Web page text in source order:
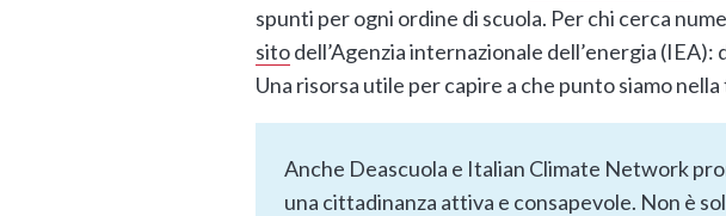
spunti per ogni ordine di scuola. Per chi cerca
sitodell’Agenzia internazionale dell’energia
Una risorsa utile per capire a che punto siamo
Anche Deascuola e Italian Climate Network
una cittadinanza attiva e consapevole. Non è